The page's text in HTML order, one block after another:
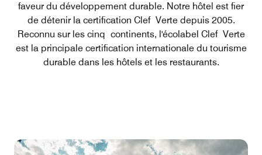
faveur du développement durable. Notre hôtel est fier
de détenir la certification Clef Verte depuis 2005.
Reconnu sur les cinq continents, l'écolabel Clef Verte
est la principale certification internationale du tourisme
durable dans les hôtels et les restaurants.